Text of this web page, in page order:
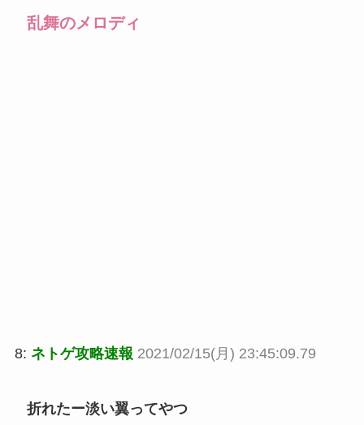
乱舞のメロディ
8: ネトゲ攻略速報 2021/02/15(月) 23:45:09.79
折れたー淡い翼ってやつ